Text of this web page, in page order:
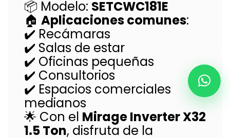
📦 Modelo: SETCWC181E
🏠 Aplicaciones comunes:
✔️ Recámaras
✔️ Salas de estar
✔️ Oficinas pequeñas
✔️ Consultorios
✔️ Espacios comerciales
medianos
🌟 Con el Mirage Inverter X32
1.5 Ton, disfruta de la